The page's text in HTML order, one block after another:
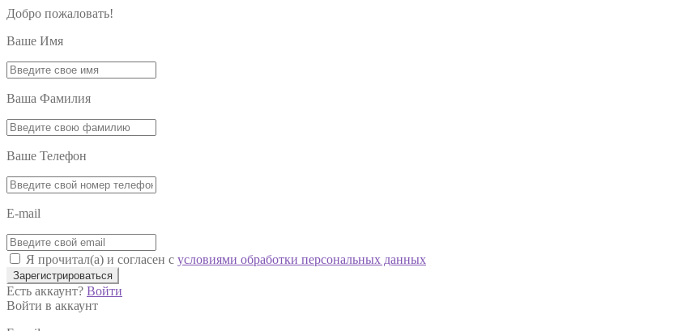
Добро пожаловать!
Ваше Имя
Ваша Фамилия
Ваше Телефон
E-mail
Я прочитал(а) и согласен с условиями обработки персональных данных
Зарегистрироваться
Есть аккаунт? Войти
Войти в аккаунт